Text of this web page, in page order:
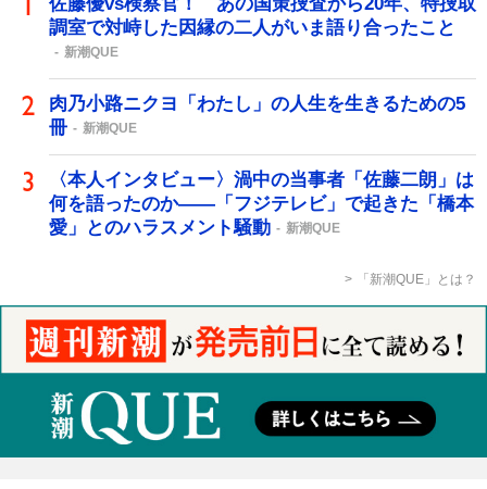
佐藤優vs検察官！ あの国策捜査から20年、特捜取
調室で対峙した因縁の二人がいま語り合ったこと
新潮QUE
肉乃小路ニクヨ「わたし」の人生を生きるための5
冊
新潮QUE
〈本人インタビュー〉渦中の当事者「佐藤二朗」は
何を語ったのか――「フジテレビ」で起きた「橋本
愛」とのハラスメント騒動
新潮QUE
「新潮QUE」とは？